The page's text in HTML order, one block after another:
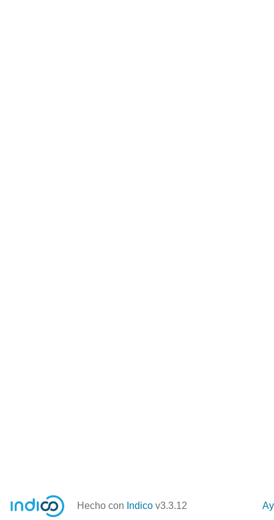
Hecho con Indico v3.3.12